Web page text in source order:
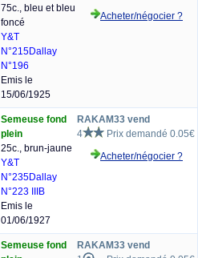
75c., bleu et bleu
foncé
Y&T
N°215Dallay
N°196
Emis le
15/06/1925
Acheter/négocier ?
Semeuse fond
plein
25c., brun-jaune
Y&T
N°235Dallay
N°223 IIIB
Emis le
01/06/1927
RAKAM33 vend
4
Prix demandé 0.05€
Acheter/négocier ?
Semeuse fond
RAKAM33 vend